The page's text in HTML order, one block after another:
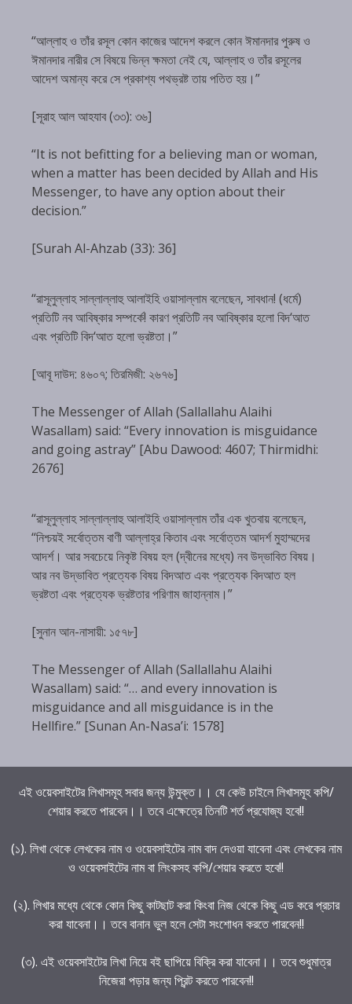
“আল্লাহ ও তাঁর রসূল কোন কাজের আদেশ করলে কোন ঈমানদার পুরুষ ও
ঈমানদার নারীর সে বিষয়ে ভিন্ন ক্ষমতা নেই যে, আল্লাহ ও তাঁর রসূলের
আদেশ অমান্য করে সে প্রকাশ্য পথভ্রষ্ট তায় পতিত হয়।”
[সূরাহ আল আহযাব (৩৩): ৩৬]
“It is not befitting for a believing man or woman,
when a matter has been decided by Allah and His
Messenger, to have any option about their
decision.”
[Surah Al-Ahzab (33): 36]
“রাসূলুল্লাহ সাল্লাল্লাহু আলাইহি ওয়াসাল্লাম বলেছেন, সাবধান! (ধর্মে)
প্রতিটি নব আবিষ্কার সম্পর্কে! কারণ প্রতিটি নব আবিষ্কার হলো বিদ‘আত
এবং প্রতিটি বিদ‘আত হলো ভ্রষ্টতা।”
[আবূ দাউদ: ৪৬০৭; তিরমিজী: ২৬৭৬]
The Messenger of Allah (Sallallahu Alaihi
Wasallam) said: “Every innovation is misguidance
and going astray” [Abu Dawood: 4607; Thirmidhi:
2676]
“রাসূলুল্লাহ সাল্লাল্লাহু আলাইহি ওয়াসাল্লাম তাঁর এক খুতবায় বলেছেন,
“নিশ্চয়ই সর্বোত্তম বাণী আল্লাহ্‌র কিতাব এবং সর্বোত্তম আদর্শ মুহাম্মদের
আদর্শ। আর সবচেয়ে নিকৃষ্ট বিষয় হল (দ্বীনের মধ্যে) নব উদ্ভাবিত বিষয়।
আর নব উদ্ভাবিত প্রত্যেক বিষয় বিদআত এবং প্রত্যেক বিদআত হল
ভ্রষ্টতা এবং প্রত্যেক ভ্রষ্টতার পরিণাম জাহান্নাম।”
[সুনান আন-নাসায়ী: ১৫৭৮]
The Messenger of Allah (Sallallahu Alaihi
Wasallam) said: “… and every innovation is
misguidance and all misguidance is in the
Hellfire.” [Sunan An-Nasa’i: 1578]
এই ওয়েবসাইটের লিখাসমূহ সবার জন্য উন্মুক্ত।। যে কেউ চাইলে লিখাসমূহ কপি/
শেয়ার করতে পারবেন।। তবে এক্ষেত্রে তিনটি শর্ত প্রযোজ্য হবে!!
(১). লিখা থেকে লেখকের নাম ও ওয়েবসাইটের নাম বাদ দেওয়া যাবেনা এবং লেখকের নাম
ও ওয়েবসাইটের নাম বা লিংকসহ কপি/শেয়ার করতে হবে!!
(২). লিখার মধ্যে থেকে কোন কিছু কাটছাট করা কিংবা নিজ থেকে কিছু এড করে প্রচার
করা যাবেনা।। তবে বানান ভুল হলে সেটা সংশোধন করতে পারবেন!!
(৩). এই ওয়েবসাইটের লিখা নিয়ে বই ছাপিয়ে বিক্রি করা যাবেনা।। তবে শুধুমাত্র
নিজেরা পড়ার জন্য প্রিন্ট করতে পারবেন!!